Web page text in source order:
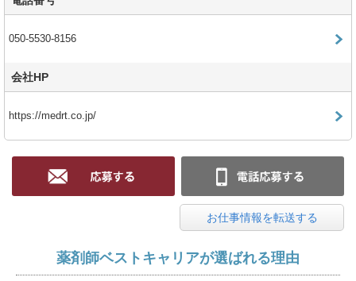
050-5530-8156
会社HP
https://medrt.co.jp/
お仕事情報を転送する
薬剤師ベストキャリアが選ばれる理由